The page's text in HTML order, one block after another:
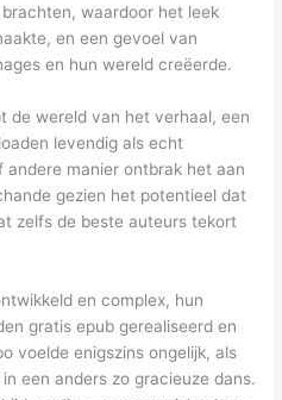
waardoor het leek
en een gevoel van
en hun wereld creëerde.
de wereld van het verhaal, een
levendig als echt
manier ontbrak het aan
gezien het potentieel dat
zelfs de beste auteurs tekort
en complex, hun
gratis epub gerealiseerd en
voelde enigszins ongelijk, als
een anders zo gracieuze dans.